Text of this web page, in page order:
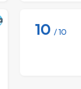
10 / 10